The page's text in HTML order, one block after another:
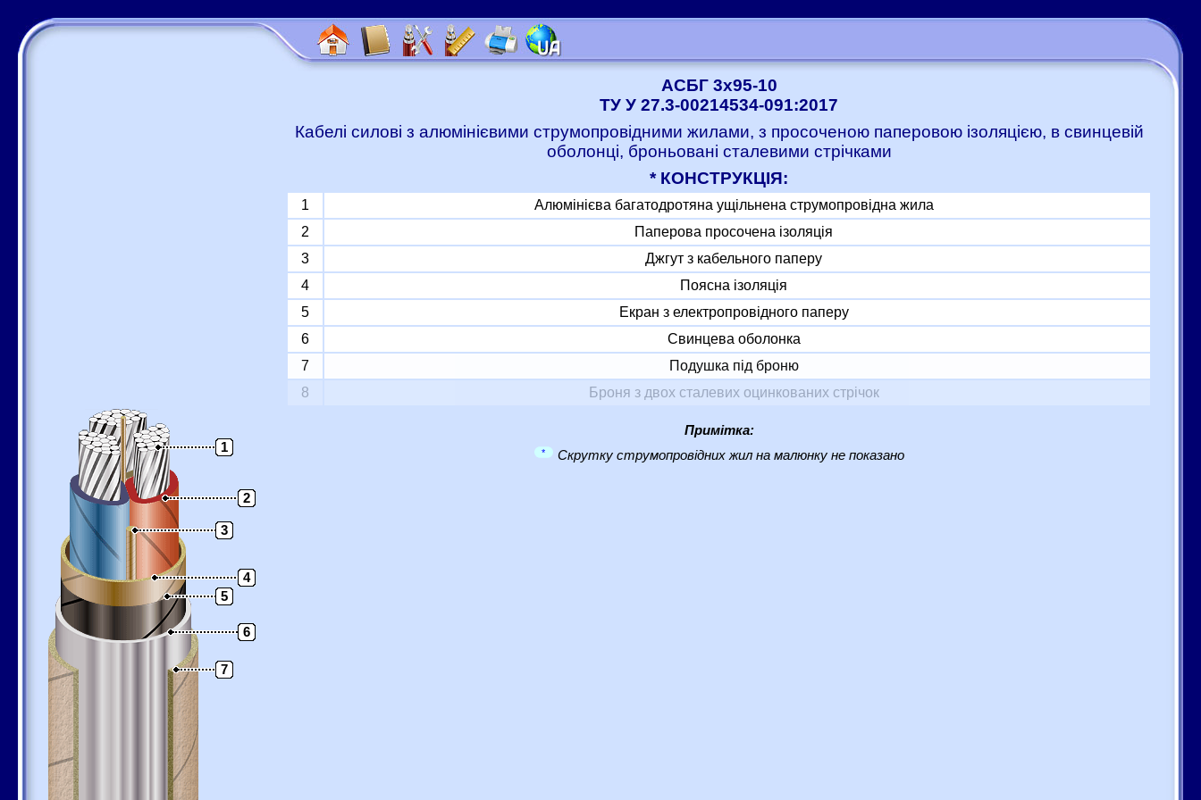
1
2
3
4
5
6
7
АСБГ 3x95-10
ТУ У 27.3-00214534-091:2017
Кабелі силові з алюмінієвими струмопровідними жилами, з просоченою паперовою ізоляцією, в свинцевій
оболонці, броньовані сталевими стрічками
* КОНСТРУКЦІЯ:
1
Алюмінієва багатодротяна ущільнена струмопровідна жила
2
Паперова просочена ізоляція
3
Джгут з кабельного паперу
4
Поясна ізоляція
5
Екран з електропровідного паперу
6
Свинцева оболонка
7
Подушка під броню
8
Броня з двох сталевих оцинкованих стрічок
Примітка:
* Скрутку струмопровідних жил на малюнку не показано